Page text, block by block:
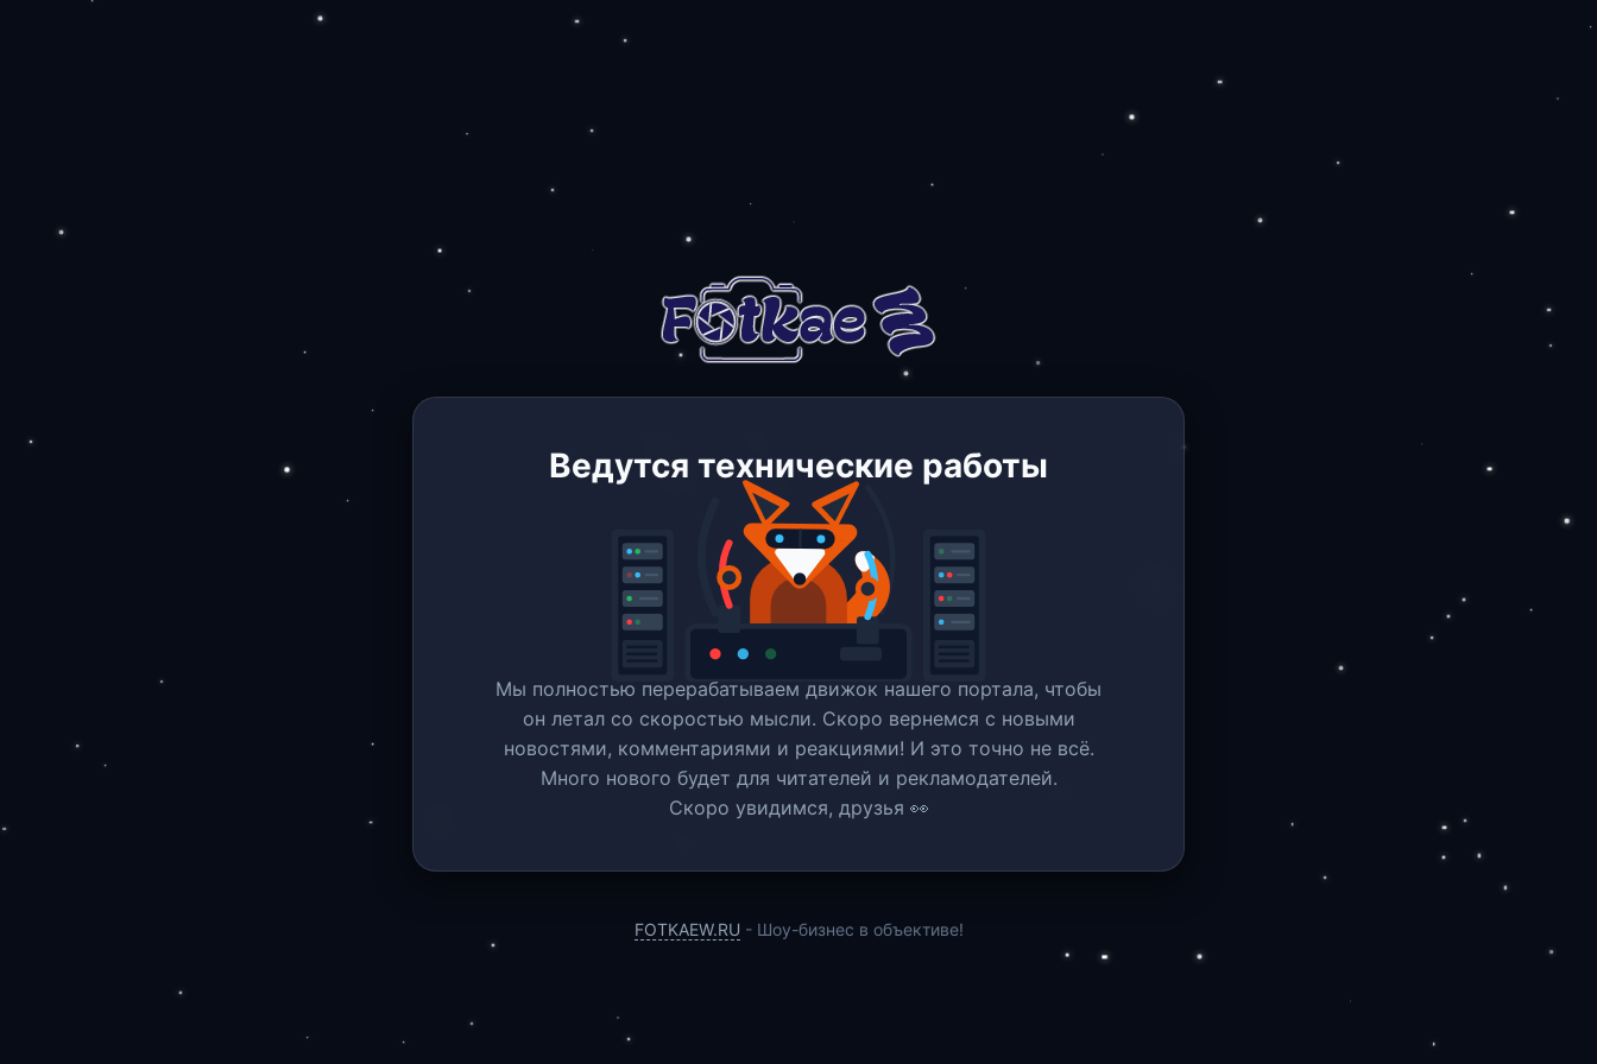
Ведутся технические работы
Мы полностью перерабатываем движок нашего портала, чтобы
он летал со скоростью мысли. Скоро вернемся c новыми
новостями, комментариями и реакциями! И это точно не всё.
Много нового будет для читателей и рекламодателей.
Скоро увидимся, друзья 👀
FOTKAEW.RU - Шоу-бизнес в объективе!